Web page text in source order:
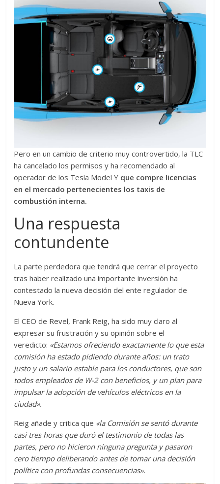
Pero en un cambio de criterio muy controvertido, la TLC
ha cancelado los permisos y ha recomendado al
operador de los Tesla Model Y que compre licencias
en el mercado pertenecientes los taxis de
combustión interna.
Una respuesta
contundente
La parte perdedora que tendrá que cerrar el proyecto
tras haber realizado una importante inversión ha
contestado la nueva decisión del ente regulador de
Nueva York.
El CEO de Revel, Frank Reig, ha sido muy claro al
expresar su frustración y su opinión sobre el
veredicto: «Estamos ofreciendo exactamente lo que esta
comisión ha estado pidiendo durante años: un trato
justo y un salario estable para los conductores, que son
todos empleados de W-2 con beneficios, y un plan para
impulsar la adopción de vehículos eléctricos en la
ciudad».
Reig añade y critica que «la Comisión se sentó durante
casi tres horas que duró el testimonio de todas las
partes, pero no hicieron ninguna pregunta y pasaron
cero tiempo deliberando antes de tomar una decisión
política con profundas consecuencias».